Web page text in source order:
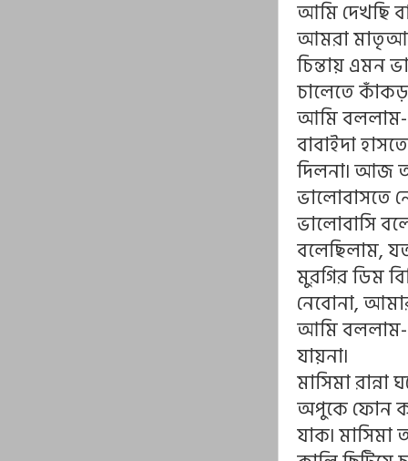
আমি দেখছি
আমরা
চিন্তায় এমন
চালেতে
আমি বললাম-
বাবাইদা
দিলনা৷ আজ
ভালোবাসতে
ভালোবাসি
বলেছিলাম,
মুরগির ডিম
নেবোনা,
আমি বললাম-
যায়না৷
মাসিমা
অপুকে ফোন
যাক৷ মাসিমা